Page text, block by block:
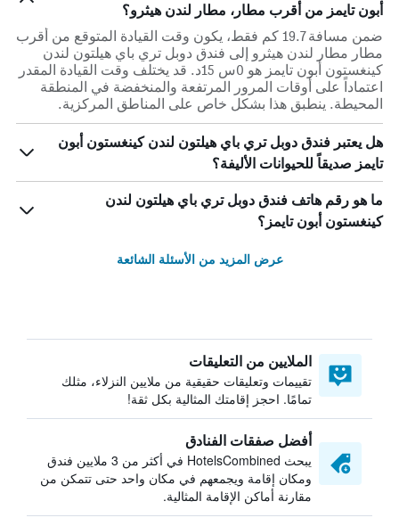
أبون تايمز من أقرب مطار، مطار لندن هيثرو؟
ضمن مسافة 19.7 كم فقط، يكون وقت القيادة المتوقع من أقرب
مطار مطار لندن هيثرو إلى فندق دوبل تري باي هيلتون لندن
كينغستون أبون تايمز هو 0س 15د. قد يختلف وقت القيادة المقدر
اعتماداً على أوقات المرور المرتفعة والمنخفضة في المنطقة
المحيطة. ينطبق هذا بشكل خاص على المناطق المركزية.
هل يعتبر فندق دوبل تري باي هيلتون لندن كينغستون أبون
تايمز صديقاً للحيوانات الأليفة؟
ما هو رقم هاتف فندق دوبل تري باي هيلتون لندن
كينغستون أبون تايمز؟
عرض المزيد من الأسئلة الشائعة
الملايين من التعليقات
تقييمات وتعليقات حقيقية من ملايين النزلاء، مثلك
تمامًا. احجز إقامتك المثالية بكل ثقة!
أفضل صفقات الفنادق
يبحث HotelsCombined في أكثر من 3 ملايين فندق
ومكان إقامة ويجمعهم في مكان واحد حتى تتمكن من
مقارنة أماكن الإقامة المثالية.